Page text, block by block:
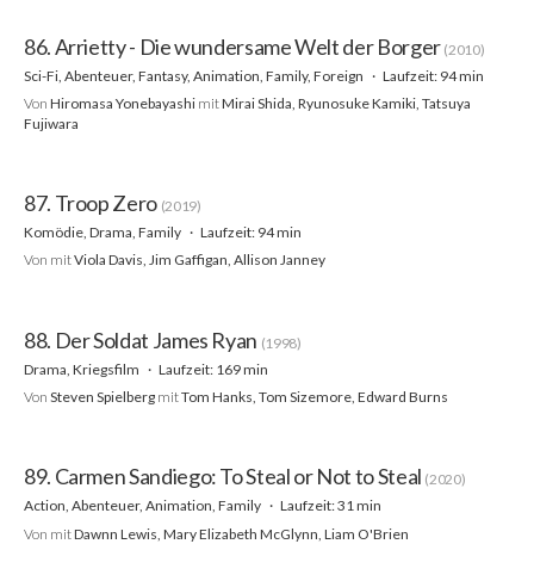
86. Arrietty - Die wundersame Welt der Borger (2010)
Sci-Fi, Abenteuer, Fantasy, Animation, Family, Foreign
Laufzeit: 94 min
Von Hiromasa Yonebayashi mitMirai Shida, Ryunosuke Kamiki, Tatsuya
Fujiwara
87. Troop Zero (2019)
Komödie, Drama, Family
Laufzeit: 94 min
Von mitViola Davis, Jim Gaffigan, Allison Janney
88. Der Soldat James Ryan (1998)
Drama, Kriegsfilm
Laufzeit: 169 min
Von Steven Spielberg mitTom Hanks, Tom Sizemore, Edward Burns
89. Carmen Sandiego: To Steal or Not to Steal (2020)
Action, Abenteuer, Animation, Family
Laufzeit: 31 min
Von mitDawnn Lewis, Mary Elizabeth McGlynn, Liam O'Brien